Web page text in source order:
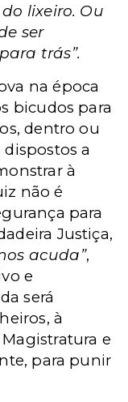
lixeiro. Ou
ser
trás”.
na época
bicudos para
dentro ou
a
à
não é
para
Justiça,
acuda”,
e
será
à
e
para punir